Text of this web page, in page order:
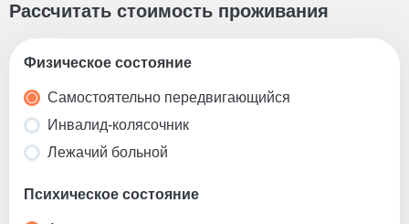
Рассчитать стоимость проживания
Физическое состояние
Самостоятельно передвигающийся
Инвалид-колясочник
Лежачий больной
Психическое состояние